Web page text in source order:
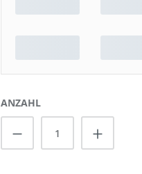
ANZAHL
Produkt Anzahl: